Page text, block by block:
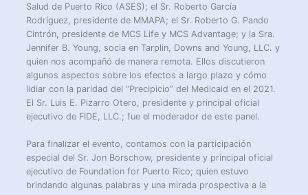
Salud de Puerto Rico (ASES); el Sr. Roberto García
Rodríguez, presidente de MMAPA; el Sr. Roberto G. Pando
Cintrón, presidente de MCS Life y MCS Advantage; y la Sra.
Jennifer B. Young, socia en Tarplin, Downs and Young, LLC. y
quien nos acompañó de manera remota. Ellos discutieron
algunos aspectos sobre los efectos a largo plazo y cómo
lidiar con la paridad del “Precipicio” del Medicaid en el 2021.
El Sr. Luis E. Pizarro Otero, presidente y principal oficial
ejecutivo de FIDE, LLC.; fue el moderador de este panel.
Para finalizar el evento, contamos con la participación
especial del Sr. Jon Borschow, presidente y principal oficial
ejecutivo de Foundation for Puerto Rico; quien estuvo
brindando algunas palabras y una mirada prospectiva a la